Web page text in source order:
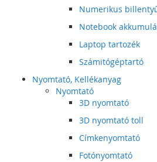
Numerikus
Notebook
Laptop tartozék
Számitógéptartó
Nyomtató, Kellékanyag
Nyomtató
3D nyomtató
3D nyomtató toll
Címkenyomtató
Fotónyomtató